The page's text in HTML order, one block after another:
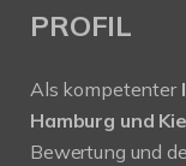
PROFIL
Als kompetenter
Hamburg und
Bewertung und